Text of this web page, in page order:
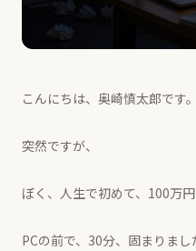
こんにちは、奥崎慎太郎です。
突然ですが、
ぼく、人生で初めて、100万
PCの前で、30分、固まりまし